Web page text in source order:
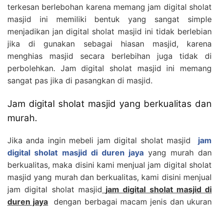
terkesan berlebohan karena memang jam digital sholat
masjid ini memiliki bentuk yang sangat simple
menjadikan jan digital sholat masjid ini tidak berlebian
jika di gunakan sebagai hiasan masjid, karena
menghias masjid secara berlebihan juga tidak di
perbolehkan. Jam digital sholat masjid ini memang
sangat pas jika di pasangkan di masjid.
Jam digital sholat masjid yang berkualitas dan
murah.
Jika anda ingin mebeli jam digital sholat masjid jam
digital sholat masjid di duren jaya yang murah dan
berkualitas, maka disini kami menjual jam digital sholat
masjid yang murah dan berkualitas, kami disini menjual
jam digital sholat masjid jam digital sholat masjid di
duren jaya dengan berbagai macam jenis dan ukuran